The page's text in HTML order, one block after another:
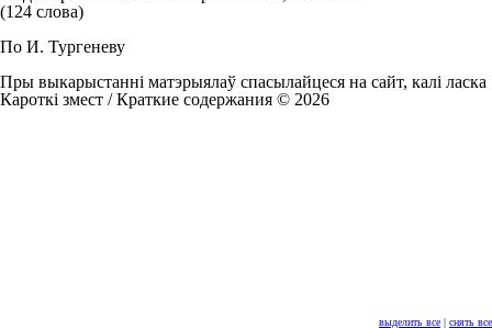
выделить все | снять все
(124 слова)
По И. Тургеневу
Пры выкарыстанні матэрыялаў спасылайцеся на сайт, калі ласка
Кароткі змест / Краткие содержания © 2026